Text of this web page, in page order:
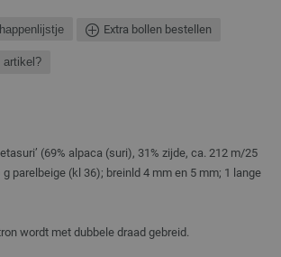
Extra bollen bestellen
artikel?
(69% alpaca (suri), 31% zijde, ca. 212 m/25
parelbeige (kl 36); breinld 4 mm en 5 mm; 1 lange
wordt met dubbele draad gebreid.